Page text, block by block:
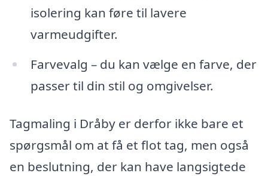
isolering kan føre til lavere
varmeudgifter.
Farvevalg – du kan vælge en farve, der
passer til din stil og omgivelser.
Tagmaling i Dråby er derfor ikke bare et
spørgsmål om at få et flot tag, men også
en beslutning, der kan have langsigtede